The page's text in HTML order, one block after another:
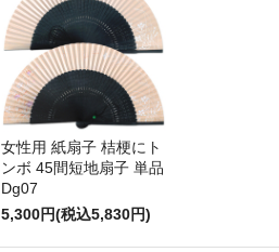
女性用 紙扇子 桔梗にト
ンボ 45間短地扇子 単品
Dg07
5,300円(税込5,830円)